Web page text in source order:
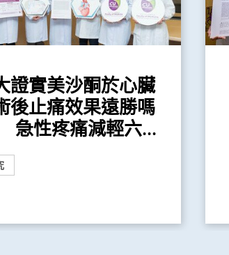
證實美沙酮於心臟
後止痛效果遠勝嗎
性疼痛減輕六...